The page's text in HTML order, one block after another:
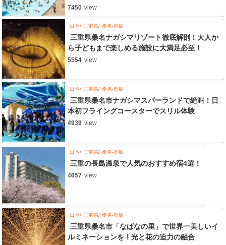
7450 view
日本 三重県 桑名-長島
三重県桑名ナガシマリゾート徹底解剖！大人か
ら子どもまで楽しめる施設に大満足必至！
5554 view
日本 三重県 桑名-長島
三重県桑名市ナガシマスパーランドで絶叫！日
本初フライングコースターでスリル体験
4939 view
日本 三重県 桑名-長島
三重の長島温泉で人気のおすすめ宿4選！
4657 view
日本 三重県 桑名-長島
三重県桑名市「なばなの里」で世界一美しいイ
ルミネーションを！光と花の迫力の融合